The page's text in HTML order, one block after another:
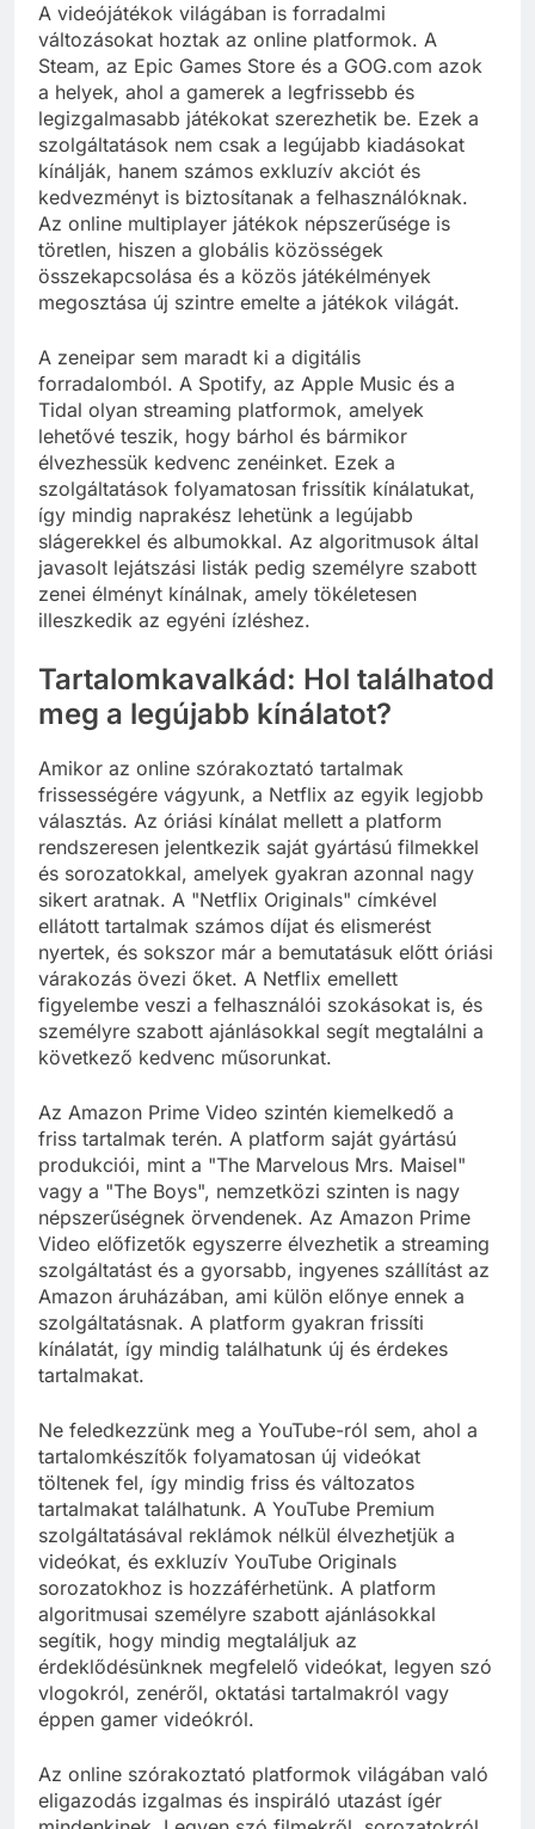
A videójátékok világában is forradalmi
változásokat hoztak az online platformok. A
Steam, az Epic Games Store és a GOG.com azok
a helyek, ahol a gamerek a legfrissebb és
legizgalmasabb játékokat szerezhetik be. Ezek a
szolgáltatások nem csak a legújabb kiadásokat
kínálják, hanem számos exkluzív akciót és
kedvezményt is biztosítanak a felhasználóknak.
Az online multiplayer játékok népszerűsége is
töretlen, hiszen a globális közösségek
összekapcsolása és a közös játékélmények
megosztása új szintre emelte a játékok világát.
A zeneipar sem maradt ki a digitális
forradalomból. A Spotify, az Apple Music és a
Tidal olyan streaming platformok, amelyek
lehetővé teszik, hogy bárhol és bármikor
élvezhessük kedvenc zenéinket. Ezek a
szolgáltatások folyamatosan frissítik kínálatukat,
így mindig naprakész lehetünk a legújabb
slágerekkel és albumokkal. Az algoritmusok által
javasolt lejátszási listák pedig személyre szabott
zenei élményt kínálnak, amely tökéletesen
illeszkedik az egyéni ízléshez.
Tartalomkavalkád: Hol találhatod
meg a legújabb kínálatot?
Amikor az online szórakoztató tartalmak
frissességére vágyunk, a Netflix az egyik legjobb
választás. Az óriási kínálat mellett a platform
rendszeresen jelentkezik saját gyártású filmekkel
és sorozatokkal, amelyek gyakran azonnal nagy
sikert aratnak. A "Netflix Originals" címkével
ellátott tartalmak számos díjat és elismerést
nyertek, és sokszor már a bemutatásuk előtt óriási
várakozás övezi őket. A Netflix emellett
figyelembe veszi a felhasználói szokásokat is, és
személyre szabott ajánlásokkal segít megtalálni a
következő kedvenc műsorunkat.
Az Amazon Prime Video szintén kiemelkedő a
friss tartalmak terén. A platform saját gyártású
produkciói, mint a "The Marvelous Mrs. Maisel"
vagy a "The Boys", nemzetközi szinten is nagy
népszerűségnek örvendenek. Az Amazon Prime
Video előfizetők egyszerre élvezhetik a streaming
szolgáltatást és a gyorsabb, ingyenes szállítást az
Amazon áruházában, ami külön előnye ennek a
szolgáltatásnak. A platform gyakran frissíti
kínálatát, így mindig találhatunk új és érdekes
tartalmakat.
Ne feledkezzünk meg a YouTube-ról sem, ahol a
tartalomkészítők folyamatosan új videókat
töltenek fel, így mindig friss és változatos
tartalmakat találhatunk. A YouTube Premium
szolgáltatásával reklámok nélkül élvezhetjük a
videókat, és exkluzív YouTube Originals
sorozatokhoz is hozzáférhetünk. A platform
algoritmusai személyre szabott ajánlásokkal
segítik, hogy mindig megtaláljuk az
érdeklődésünknek megfelelő videókat, legyen szó
vlogokról, zenéről, oktatási tartalmakról vagy
éppen gamer videókról.
Az online szórakoztató platformok világában való
eligazodás izgalmas és inspiráló utazást ígér